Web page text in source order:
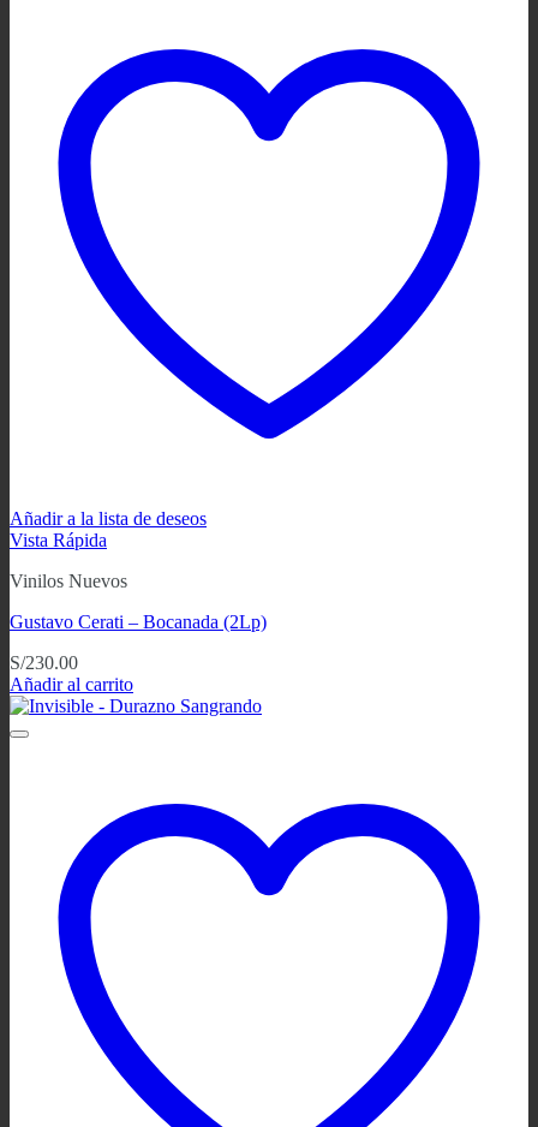
Añadir a la lista de deseos
Vista Rápida
Vinilos Nuevos
Gustavo Cerati – Bocanada (2Lp)
S/230.00
Añadir al carrito